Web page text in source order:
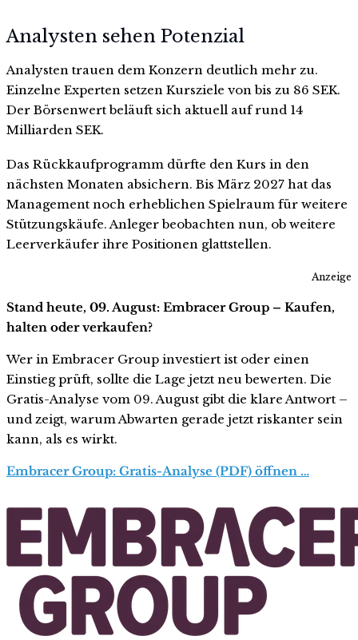
Analysten sehen Potenzial
Analysten trauen dem Konzern deutlich mehr zu.
Einzelne Experten setzen Kursziele von bis zu 86 SEK.
Der Börsenwert beläuft sich aktuell auf rund 14
Milliarden SEK.
Das Rückkaufprogramm dürfte den Kurs in den
nächsten Monaten absichern. Bis März 2027 hat das
Management noch erheblichen Spielraum für weitere
Stützungskäufe. Anleger beobachten nun, ob weitere
Leerverkäufer ihre Positionen glattstellen.
Anzeige
Stand heute, 09. August: Embracer Group – Kaufen,
halten oder verkaufen?
Wer in Embracer Group investiert ist oder einen
Einstieg prüft, sollte die Lage jetzt neu bewerten. Die
Gratis-Analyse vom 09. August gibt die klare Antwort –
und zeigt, warum Abwarten gerade jetzt riskanter sein
kann, als es wirkt.
Embracer Group: Gratis-Analyse (PDF) öffnen …